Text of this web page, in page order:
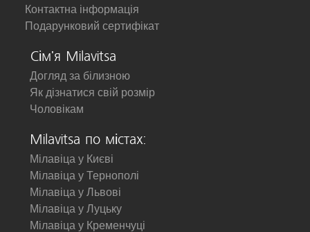
Контактна інформація
Подарунковий сертифікат
Сім'я Milavitsa
Догляд за білизною
Як дізнатися свій розмір
Чоловікам
Milavitsa по містах:
Мілавіца у Києві
Мілавіца у Тернополі
Мілавіца у Львові
Мілавіца у Луцьку
Мілавіца у Кременчуці